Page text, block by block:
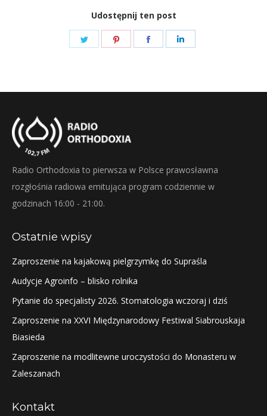
Udostępnij ten post
Share
Share
Share
Radio Orthodoxia to pierwsza w Polsce prawosławna
rozgłośnia radiowa emitująca program codziennie w
godzinach 16:00 - 21:00.
Ostatnie wpisy
Zaproszenie na kajakową pielgrzymkę do Supraśla
Audycje Agroinfo – blisko rolnika
Pytanie do specjalisty 2026. Stomatologia wczoraj i dziś
Zaproszenie na XXVI Międzynarodowy Festiwal Siabrouskaja
Biasieda
Zaproszenie na modlitewne uroczystości do Monasteru w
Zaleszanach
Kontakt